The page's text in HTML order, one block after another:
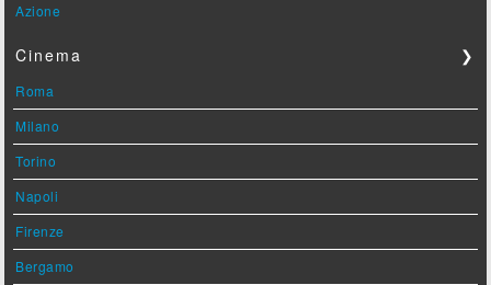
Azione
Cinema ❯
Roma
Milano
Torino
Napoli
Firenze
Bergamo